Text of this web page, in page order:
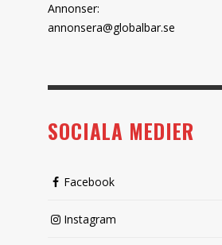
Annonser:
annonsera@globalbar.se
SOCIALA MEDIER
Facebook
Instagram